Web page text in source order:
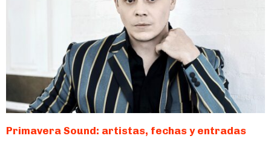
Primavera Sound: artistas, fechas y entradas